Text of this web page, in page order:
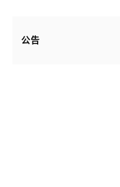
公告